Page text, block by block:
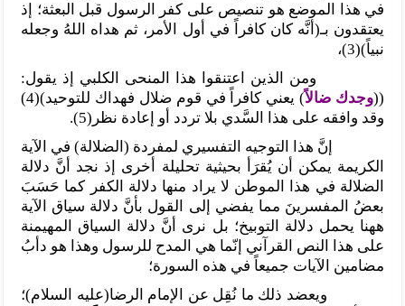
في هذا الموضع هو تنصيص على كفر الرسول قبل البعثة؛ إذ
يعتقدون بـ(أنَّه كان كافراً في أول الأمر، ثم هداه اللهُ وجعله
نبياً)(3)،
ومن الذين اعتنقوا هذا المنحى الكلبي إذ يقول:
((وجدك ضالاً
) يعني كافراً في قوم ضلال فهداك للتوحيد)(4)
وقد وافقه على هذا السَّدي بلا تردد أو إعادة نظر(5).
إنَّ هذا التوجيه التفسيري لمفردة (الضلالة) في الآية
الكريمة يمكن أن يُقرَأ بحيثية تحليلة أخرى إذ نجد أنَّ دلالة
الضلالة في هذا الموطن لا يراد منها دلالة الكفر كما حَسَبَ
بعضُ المفسرينَ مما يفضي إلى القول بأنَّ دلالة سياق الآية
ههنا يحمل دلالة التوبيخ؛ بل نرى أنَّ دلالة السياق المهيمنة
على هذا النص القرآني إنّما هي المدح للرسول وهذا هو دأبُ
مضامين الآيات جميعاً في هذه السورة؛
ويعضد ذلك ما نُقِل عن الإمام الرضا(عليه السلام)؛